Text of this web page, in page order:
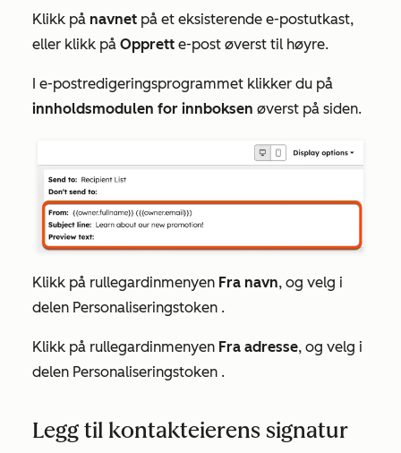
Klikk på navnet på et eksisterende e-postutkast,
eller klikk på Opprett e-post øverst til høyre.
I e-postredigeringsprogrammet klikker du på
innholdsmodulen for innboksen øverst på siden.
Klikk på rullegardinmenyen Fra navn, og velg i
delen Personaliseringstoken .
Klikk på rullegardinmenyen Fra adresse, og velg i
delen Personaliseringstoken .
Legg til kontakteierens signatur